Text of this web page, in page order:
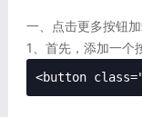
一、点击更多按钮
1、首先，添加一个
<button